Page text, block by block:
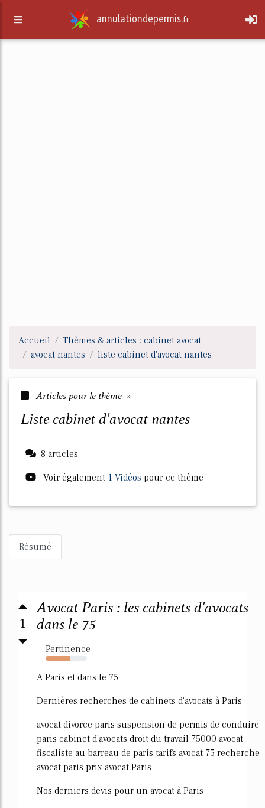
annulationdepermis.fr
Accueil
Thèmes & articles : cabinet avocat
avocat nantes
liste cabinet d'avocat nantes
Articles pour le thème »
liste cabinet d'avocat nantes
8 articles
Voir également 1 Vidéos pour ce thème
Résumé
1
Avocat Paris : les cabinets d'avocats
dans le 75
Pertinence
58%
A Paris et dans le 75
Dernières recherches de cabinets d'avocats à Paris
avocat divorce paris suspension de permis de conduire
paris cabinet d'avocats droit du travail 75000 avocat
fiscaliste au barreau de paris tarifs avocat 75 recherche
avocat paris prix avocat Paris
Nos derniers devis pour un avocat à Paris